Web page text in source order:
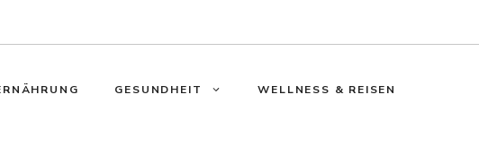
GESUNDHEIT WELLNESS & REISEN